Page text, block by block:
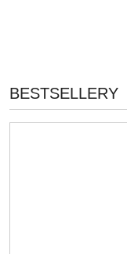
Pomiń karuzelę
PRODUKTY
O
BESTSELLERY